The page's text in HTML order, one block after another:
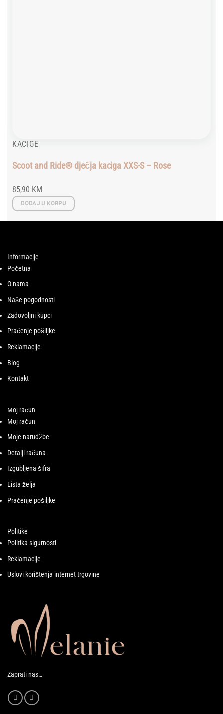
KACIGE
Scoot and Ride® dječja kaciga XXS-S – Rose
85,90 KM
DODAJ U KORPU
Informacije
Početna
O nama
Naše pogodnosti
Zadovoljni kupci
Praćenje pošiljke
Reklamacije
Blog
Kontakt
Moj račun
Moj račun
Moje narudžbe
Detalji računa
Izgubljena šifra
Lista želja
Praćenje pošiljke
Politike
Politika sigurnosti
Reklamacije
Uslovi korištenja internet trgovine
Zaprati nas…